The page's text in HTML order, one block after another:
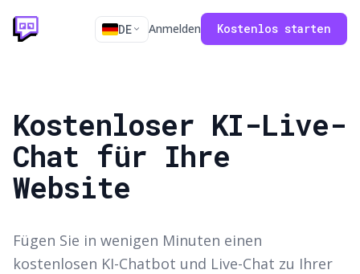
DE Anmelden Kostenlos starten
Kostenloser KI-Live-
Chat für Ihre
Website
Fügen Sie in wenigen Minuten einen
kostenlosen KI-Chatbot und Live-Chat zu Ihrer